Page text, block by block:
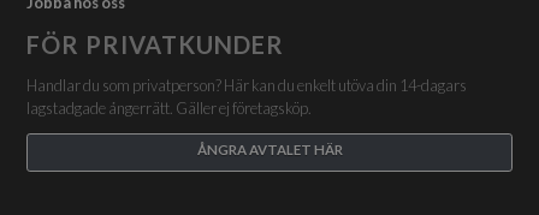
FÖR PRIVATKUNDER
Handlar du som privatperson? Här kan du enkelt utöva din 14-dagars
lagstadgade ångerrätt. Gäller ej företagsköp.
ÅNGRA AVTALET HÄR